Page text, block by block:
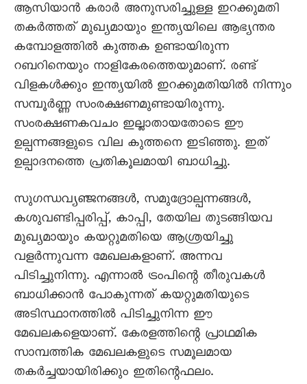
ആസിയാൻ കരാർ അനുസരിച്ചുള്ള ഇറക്കുമതി
തകർത്തത് മുഖ്യമായും ഇന്ത്യയിലെ ആഭ്യന്തര
കമ്പോളത്തിൽ കുത്തക ഉണ്ടായിരുന്ന
റബറിനെയും നാളികേരത്തെയുമാണ്. രണ്ട്
വിളകൾക്കും ഇന്ത്യയിൽ ഇറക്കുമതിയിൽ നിന്നും
സമ്പൂർണ്ണ സംരക്ഷണമുണ്ടായിരുന്നു.
സംരക്ഷണകവചം ഇല്ലാതായതോടെ ഈ
ഉല്പന്നങ്ങളുടെ വില കുത്തനെ ഇടിഞ്ഞു. ഇത്
ഉല്പാദനത്തെ പ്രതികൂലമായി ബാധിച്ചു.
സുഗന്ധവ്യഞ്ജനങ്ങൾ, സമുദ്രോല്പന്നങ്ങൾ,
കശുവണ്ടിപ്പരിപ്പ്, കാപ്പി, തേയില തുടങ്ങിയവ
മുഖ്യമായും കയറ്റുമതിയെ ആശ്രയിച്ചു
വളർന്നുവന്ന മേഖലകളാണ്. അന്നവ
പിടിച്ചുനിന്നു. എന്നാൽ ട്രംപിന്റെ തീരുവകൾ
ബാധിക്കാൻ പോകുന്നത് കയറ്റുമതിയുടെ
അടിസ്ഥാനത്തിൽ പിടിച്ചുനിന്ന ഈ
മേഖലകളെയാണ്. കേരളത്തിന്റെ പ്രാഥമിക
സാമ്പത്തിക മേഖലകളുടെ സമൂലമായ
തകർച്ചയായിരിക്കും ഇതിന്റെഫലം.